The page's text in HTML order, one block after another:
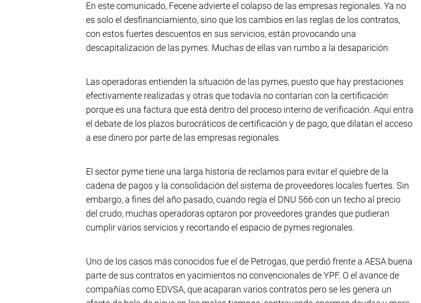
En este comunicado, Fecene advierte el colapso de las empresas regionales. Ya no
es solo el desfinanciamiento, sino que los cambios en las reglas de los contratos,
con estos fuertes descuentos en sus servicios, están provocando una
descapitalización de las pymes. Muchas de ellas van rumbo a la desaparición.
Las operadoras entienden la situación de las pymes, puesto que hay prestaciones
efectivamente realizadas y otras que todavía no contarían con la certificación
porque es una factura que está dentro del proceso interno de verificación. Aquí entra
el debate de los plazos burocráticos de certificación y de pago, que dilatan el acceso
a ese dinero por parte de las empresas regionales.
El sector pyme tiene una larga historia de reclamos para evitar el quiebre de la
cadena de pagos y la consolidación del sistema de proveedores locales fuertes. Sin
embargo, a fines del año pasado, cuando regía el DNU 566 con un techo al precio
del crudo, muchas operadoras optaron por proveedores grandes que pudieran
cumplir varios servicios y recortando el espacio de pymes regionales.
Uno de los casos más conocidos fue el de Petrogas, que perdió frente a AESA buena
parte de sus contratos en yacimientos no convencionales de YPF. O el avance de
compañías como EDVSA, que acaparan varios contratos pero se les genera un